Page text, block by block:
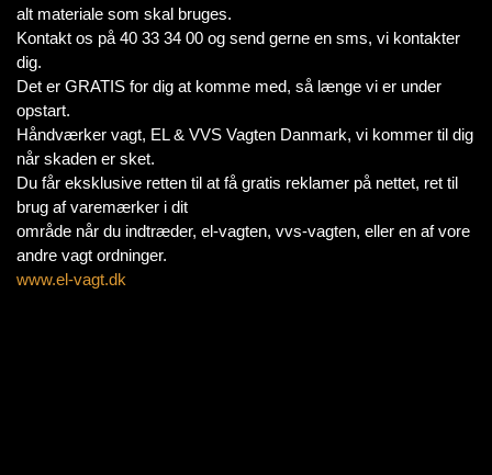
alt materiale som skal bruges.
Kontakt os på 40 33 34 00 og send gerne en sms, vi kontakter
dig.
Det er GRATIS for dig at komme med, så længe vi er under
opstart.
Håndværker vagt, EL & VVS Vagten Danmark, vi kommer til dig
når skaden er sket.
Du får eksklusive retten til at få gratis reklamer på nettet, ret til
brug af varemærker i dit
område når du indtræder, el-vagten, vvs-vagten, eller en af vore
andre vagt ordninger.
www.el-vagt.dk